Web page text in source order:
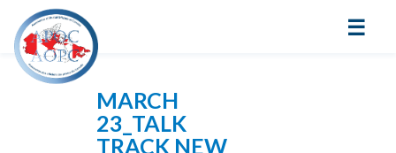
☰
MARCH
23_TALK
TRACK NEW